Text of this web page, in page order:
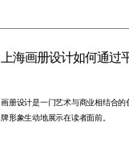
上海画册设计如何通过
画册设计是一门艺术与商业相结合
牌形象生动地展示在读者面前。